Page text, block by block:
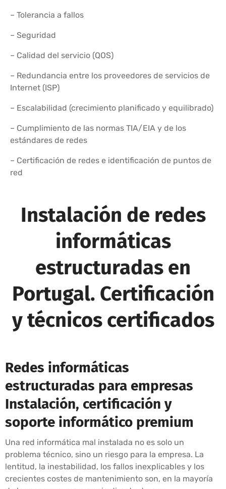
– Tolerancia a fallos
– Seguridad
– Calidad del servicio (QOS)
– Redundancia entre los proveedores de servicios de
Internet (ISP)
– Escalabilidad (crecimiento planificado y equilibrado)
– Cumplimiento de las normas TIA/EIA y de los
estándares de redes
– Certificación de redes e identificación de puntos de
red
Instalación de redes
informáticas
estructuradas en
Portugal. Certificación
y técnicos certificados
Redes informáticas
estructuradas para empresas
Instalación, certificación y
soporte informático premium
Una red informática mal instalada no es solo un
problema técnico, sino un riesgo para la empresa. La
lentitud, la inestabilidad, los fallos inexplicables y los
crecientes costes de mantenimiento son, en la mayoría